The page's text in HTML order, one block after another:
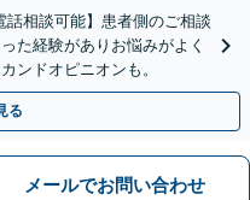
話相談可能】患者側のご相談
た経験がありお悩みがよく
ンドオピニオンも。
る
メールでお問い合わせ